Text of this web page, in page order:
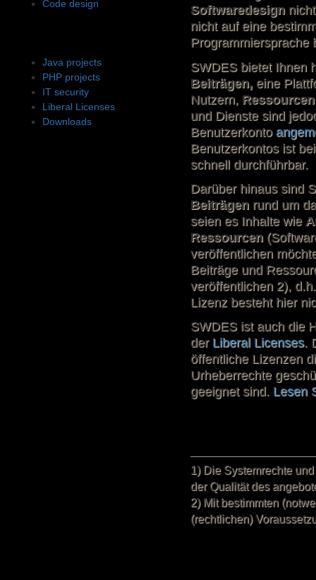
Code design
Java projects
PHP projects
IT security
Liberal Licenses
Downloads
Softwaredesign
nicht auf eine
Programmiersprache
SWDES bietet Ihnen
Beiträgen, eine
Nutzern, Ressourcen
und Dienste sind
Benutzerkonto
Benutzerkontos ist
schnell durchführbar.
Darüber hinaus sind
Beiträgen rund um
seien es Inhalte wie
Ressourcen
veröffentlichen
Beiträge und
veröffentlichen 2),
Lizenz besteht hier
SWDES ist auch die
der Liberal Licenses.
öffentliche Lizenzen
Urheberrechte
geeignet sind. Lesen
1) Die Systemrechte
der Qualität des
2) Mit bestimmten
(rechtlichen)